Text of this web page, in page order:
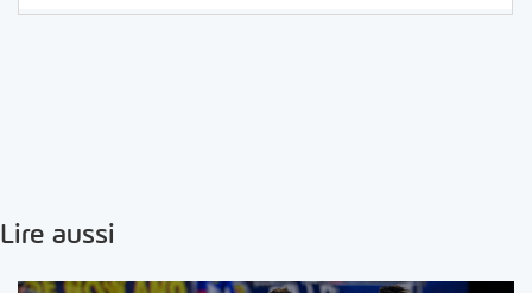
Lire aussi